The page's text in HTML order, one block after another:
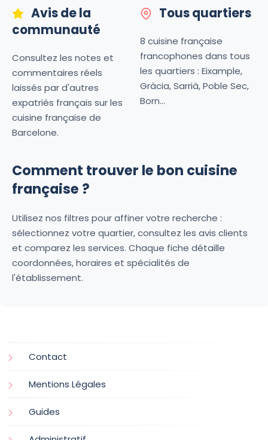
Avis de la
communauté
Consultez les notes et
commentaires réels
laissés par d'autres
expatriés français sur les
cuisine française de
Barcelone.
Tous quartiers
8 cuisine française
francophones dans tous
les quartiers : Eixample,
Gràcia, Sarrià, Poble Sec,
Born...
Comment trouver le bon cuisine
française ?
Utilisez nos filtres pour affiner votre recherche :
sélectionnez votre quartier, consultez les avis clients
et comparez les services. Chaque fiche détaille
coordonnées, horaires et spécialités de
l'établissement.
Contact
Mentions Légales
Guides